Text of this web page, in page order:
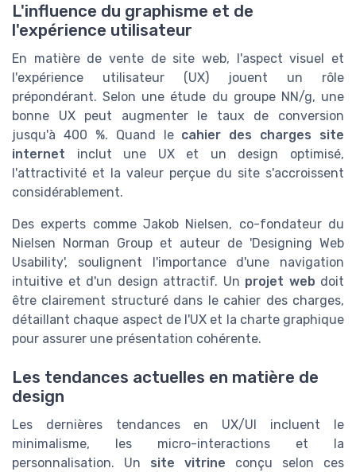
L'influence du graphisme et de
l'expérience utilisateur
En matière de vente de site web, l'aspect visuel et
l'expérience utilisateur (UX) jouent un rôle
prépondérant. Selon une étude du groupe NN/g, une
bonne UX peut augmenter le taux de conversion
jusqu'à 400 %. Quand le cahier des charges site
internet inclut une UX et un design optimisé,
l'attractivité et la valeur perçue du site s'accroissent
considérablement.
Des experts comme Jakob Nielsen, co-fondateur du
Nielsen Norman Group et auteur de 'Designing Web
Usability', soulignent l'importance d'une navigation
intuitive et d'un design attractif. Un projet web doit
être clairement structuré dans le cahier des charges,
détaillant chaque aspect de l'UX et la charte graphique
pour assurer une présentation cohérente.
Les tendances actuelles en matière de
design
Les dernières tendances en UX/UI incluent le
minimalisme, les micro-interactions et la
personnalisation. Un site vitrine conçu selon ces